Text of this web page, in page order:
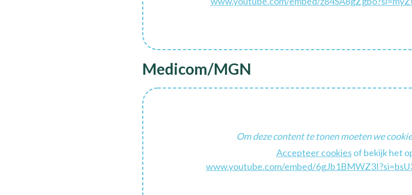
Medicom/MGN
Om deze content te tonen moeten we
Accepteer cookies of bekijk het
www.youtube.com/embed/